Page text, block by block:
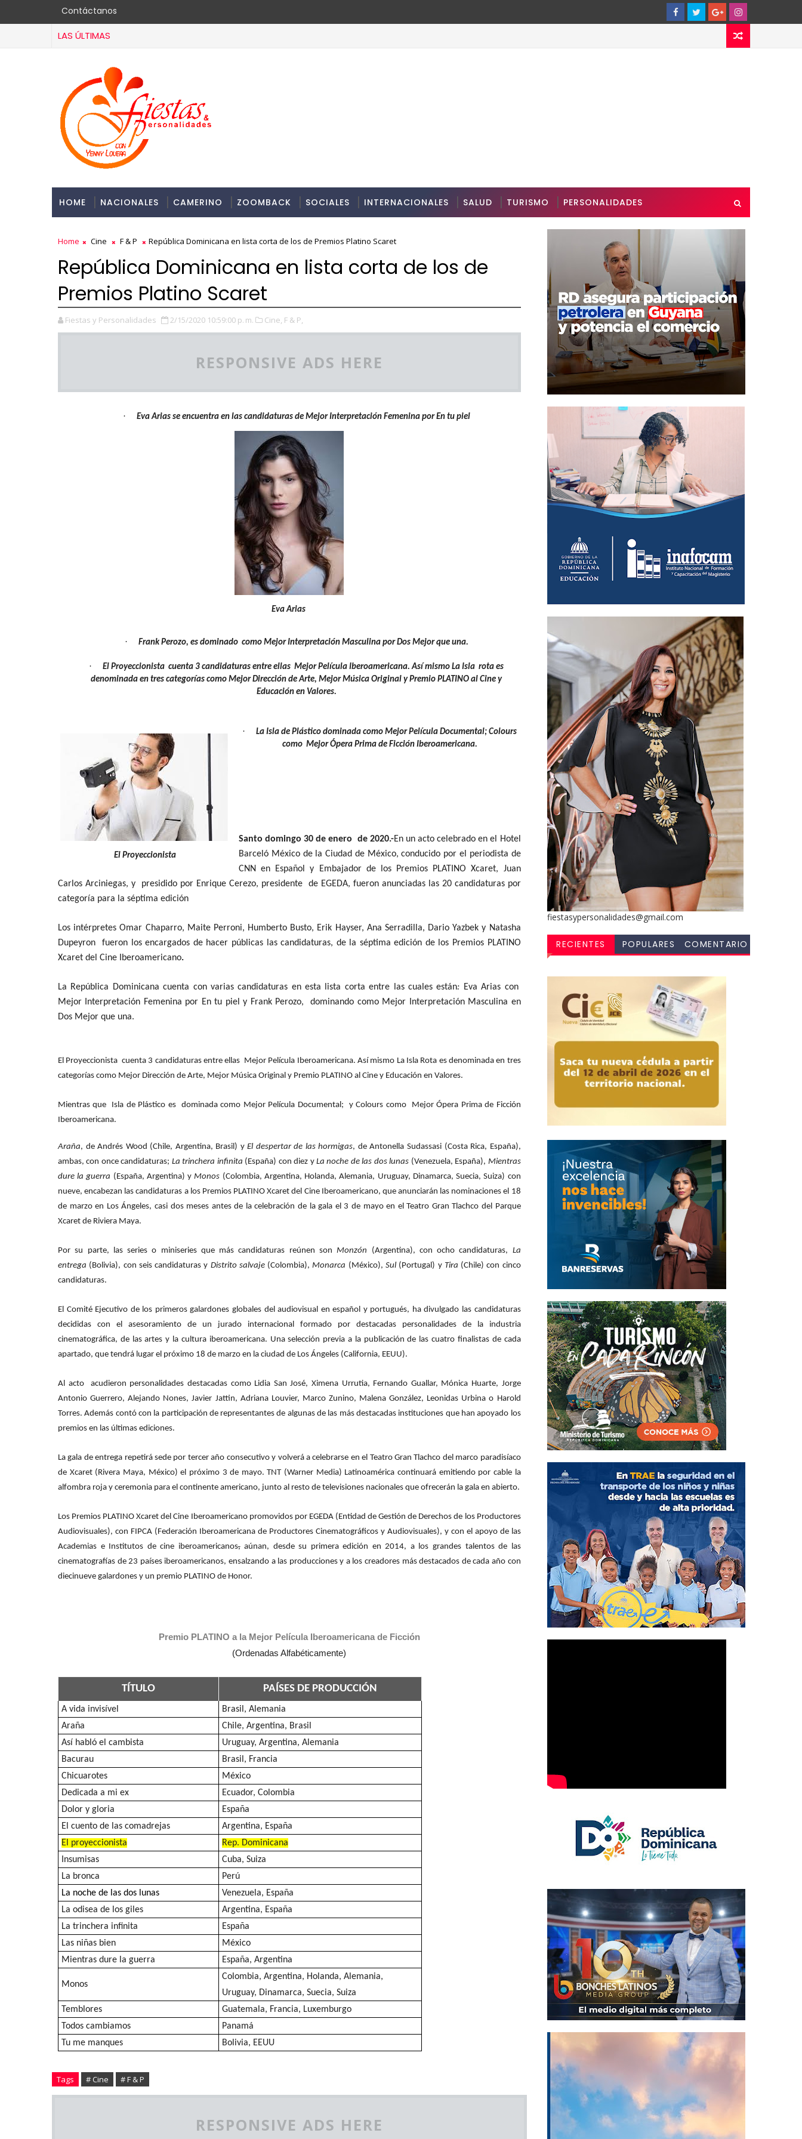
Contáctanos
LAS ÚLTIMAS
HOME NACIONALES CAMERINO ZOOMBACK SOCIALES INTERNACIONALES SALUD TURISMO PERSONALIDADES
Home Cine F & P República Dominicana en lista corta de los de Premios Platino Scaret
República Dominicana en lista corta de los de
Premios Platino Scaret
Fiestas y Personalidades 2/15/2020 10:59:00 p. m. Cine, F & P,
RESPONSIVE ADS HERE
· Eva Arias se encuentra en las candidaturas de Mejor Interpretación Femenina por En tu piel
Eva Arias
· Frank Perozo, es dominado como Mejor Interpretación Masculina por Dos Mejor que una.
·
El Proyeccionista cuenta 3 candidaturas entre ellas Mejor Película Iberoamericana. Así mismo La Isla rota es
denominada en tres categorías como Mejor Dirección de Arte, Mejor Música Original y Premio PLATINO al Cine y
Educación en Valores.
El Proyeccionista
·
La Isla de Plástico dominada como Mejor Película Documental; Colours
como Mejor Ópera Prima de Ficción Iberoamericana.
Santo domingo 30 de enero de 2020.-En un acto celebrado en el Hotel
Barceló México de la Ciudad de México, conducido por el periodista de
CNN en Español y Embajador de los Premios PLATINO Xcaret, Juan
Carlos Arciniegas, y presidido por Enrique Cerezo, presidente de EGEDA, fueron anunciadas las 20 candidaturas por
categoría para la séptima edición
Los intérpretes Omar Chaparro, Maite Perroni, Humberto Busto, Erik Hayser, Ana Serradilla, Dario Yazbek y Natasha
Dupeyron fueron los encargados de hacer públicas las candidaturas, de la séptima edición de los Premios PLATINO
Xcaret del Cine Iberoamericano.
La República Dominicana cuenta con varias candidaturas en esta lista corta entre las cuales están: Eva Arias con
Mejor Interpretación Femenina por En tu piel y Frank Perozo, dominando como Mejor Interpretación Masculina en
Dos Mejor que una.
El Proyeccionista cuenta 3 candidaturas entre ellas Mejor Película Iberoamericana. Así mismo La Isla Rota es denominada en tres
categorías como Mejor Dirección de Arte, Mejor Música Original y Premio PLATINO al Cine y Educación en Valores.
Mientras que Isla de Plástico es dominada como Mejor Película Documental; y Colours como Mejor Ópera Prima de Ficción
Iberoamericana.
Araña, de Andrés Wood (Chile, Argentina, Brasil) yEl despertar de las hormigas, de Antonella Sudassasi (Costa Rica, España),
ambas, con once candidaturas; La trinchera infinita (España) con diez y La noche de las dos lunas (Venezuela, España), Mientras
dure la guerra (España, Argentina) yMonos (Colombia, Argentina, Holanda, Alemania, Uruguay, Dinamarca, Suecia, Suiza) con
nueve, encabezan las candidaturas a los Premios PLATINO Xcaret del Cine Iberoamericano, que anunciarán las nominaciones el 18
de marzo en Los Ángeles, casi dos meses antes de la celebración de la gala el 3 de mayo en el Teatro Gran Tlachco del Parque
Xcaret de Riviera Maya.
Por su parte, las series o miniseries que más candidaturas reúnen son Monzón (Argentina), con ocho candidaturas, La
entrega (Bolivia), con seis candidaturas y Distrito salvaje (Colombia),Monarca (México),Sul (Portugal) y Tira (Chile) con cinco
candidaturas.
El Comité Ejecutivo de los primeros galardones globales del audiovisual en español y portugués, ha divulgado las candidaturas
decididas con el asesoramiento de un jurado internacional formado por destacadas personalidades de la industria
cinematográfica, de las artes y la cultura iberoamericana. Una selección previa a la publicación de las cuatro finalistas de cada
apartado, que tendrá lugar el próximo 18 de marzo en la ciudad de Los Ángeles (California, EEUU).
Al acto acudieron personalidades destacadas como Lidia San José, Ximena Urrutia, Fernando Guallar, Mónica Huarte, Jorge
Antonio Guerrero, Alejando Nones, Javier Jattin, Adriana Louvier, Marco Zunino, Malena González, Leonidas Urbina o Harold
Torres. Además contó con la participación de representantes de algunas de las más destacadas instituciones que han apoyado los
premios en las últimas ediciones.
La gala de entrega repetirá sede por tercer año consecutivo y volverá a celebrarse en el Teatro Gran Tlachco del marco paradisíaco
de Xcaret (Rivera Maya, México) el próximo 3 de mayo. TNT (Warner Media) Latinoamérica continuará emitiendo por cable la
alfombra roja y ceremonia para el continente americano, junto al resto de televisiones nacionales que ofrecerán la gala en abierto.
Los Premios PLATINO Xcaret del Cine Iberoamericano promovidos por EGEDA (Entidad de Gestión de Derechos de los Productores
Audiovisuales), con FIPCA (Federación Iberoamericana de Productores Cinematográficos y Audiovisuales), y con el apoyo de las
Academias e Institutos de cine iberoamericanos,aúnan, desde su primera edición en 2014, a los grandes talentos de las
cinematografías de 23 países iberoamericanos, ensalzando a las producciones y a los creadores más destacados de cada año con
diecinueve galardones y un premio PLATINO de Honor.
Premio PLATINO a la Mejor Película Iberoamericana de Ficción
(Ordenadas Alfabéticamente)
TÍTULO PAÍSES DE PRODUCCIÓN
A vida invisível
Brasil, Alemania
Araña
Chile, Argentina, Brasil
Así habló el cambista
Uruguay, Argentina, Alemania
Bacurau
Brasil, Francia
Chicuarotes
México
Dedicada a mi ex
Ecuador, Colombia
Dolor y gloria
España
El cuento de las comadrejas
Argentina, España
El proyeccionista
Rep. Dominicana
Insumisas
Cuba, Suiza
La bronca
Perú
La noche de las dos lunas
Venezuela, España
La odisea de los giles
Argentina, España
La trinchera infinita
España
Las niñas bien
México
Mientras dure la guerra
España, Argentina
Monos
Colombia, Argentina, Holanda, Alemania,
Uruguay, Dinamarca, Suecia, Suiza
Temblores
Guatemala, Francia, Luxemburgo
Todos cambiamos
Panamá
Tu me manques
Bolivia, EEUU
Tags # Cine # F & P
RESPONSIVE ADS HERE
fiestasypersonalidades@gmail.com
RECIENTES POPULARES
COMENTARIO